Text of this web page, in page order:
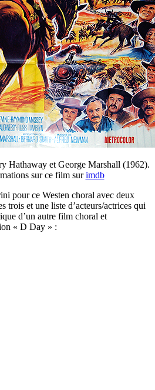
Hathaway et George Marshall (1962).
sur ce film surimdb
pour ce Westen choral avec deux
trois et une liste d’acteurs/actrices qui
d’un autre film choral et
« D Day » :